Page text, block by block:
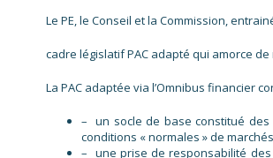
Le PE, le Conseil et la Commission,
cadre législatif PAC adapté qui amorce
La PAC adaptée via l’Omnibus financier
– un socle de base constitué
conditions « normales » de
– une prise de responsabilité des